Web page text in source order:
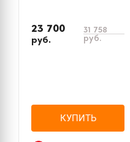
23 700
руб.
31 758
руб.
КУПИТЬ